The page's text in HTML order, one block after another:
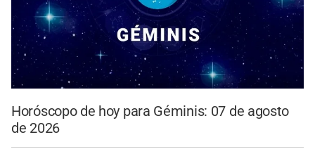
Horóscopo de hoy para Géminis: 07 de agosto
de 2026